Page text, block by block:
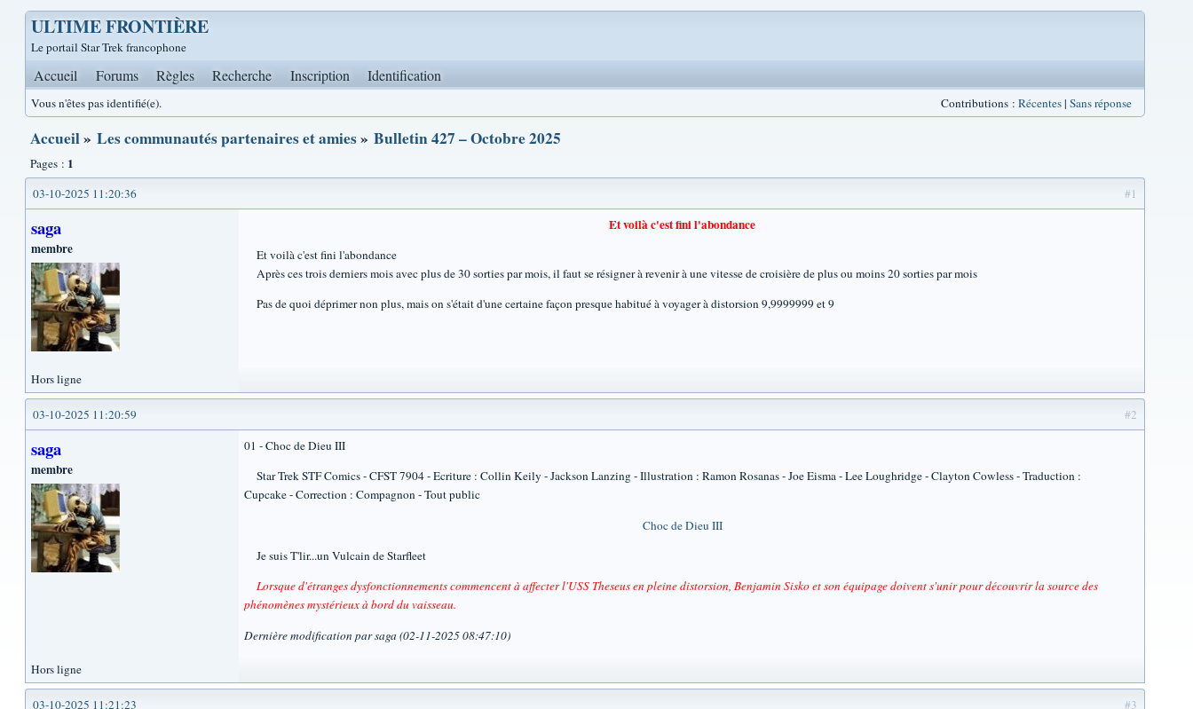
ULTIME FRONTIÈRE
Le portail Star Trek francophone
Accueil Forums Règles Recherche Inscription Identification
Vous n'êtes pas identifié(e). Contributions : Récentes| Sans réponse
Accueil» Les communautés partenaires et amies» Bulletin 427 – Octobre 2025
Pages : 1
#1
03-10-2025 11:20:36
saga
membre
Et voilà c'est fini l'abondance
Et voilà c'est fini l'abondance
Après ces trois derniers mois avec plus de 30 sorties par mois, il faut se résigner à revenir à une vitesse de croisière de plus ou moins 20 sorties par mois
Pas de quoi déprimer non plus, mais on s'était d'une certaine façon presque habitué à voyager à distorsion 9,9999999 et 9
Hors ligne
#2
03-10-2025 11:20:59
saga
membre
01 - Choc de Dieu III
Star Trek STF Comics - CFST 7904 - Ecriture : Collin Keily - Jackson Lanzing - Illustration : Ramon Rosanas - Joe Eisma - Lee Loughridge - Clayton Cowless - Traduction :
Cupcake - Correction : Compagnon - Tout public
Choc de Dieu III
Je suis T'lir...un Vulcain de Starfleet
Lorsque d'étranges dysfonctionnements commencent à affecter l'USS Theseus en pleine distorsion, Benjamin Sisko et son équipage doivent s'unir pour découvrir la source des
phénomènes mystérieux à bord du vaisseau.
Dernière modification par saga (02-11-2025 08:47:10)
Hors ligne
#3
03-10-2025 11:21:23